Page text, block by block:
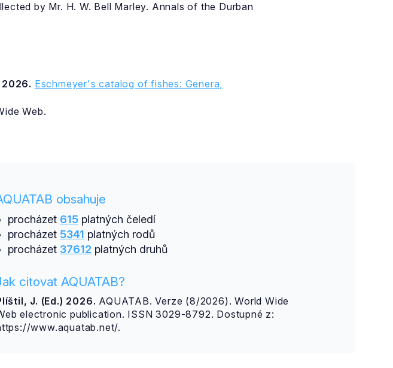
by Mr. H. W. Bell Marley. Annals of the Durban
2026. Eschmeyer's catalog of fishes: Genera,
Web.
obsahuje
procházet 615platných čeledí
procházet 5341 platných rodů
procházet 37612 platných druhů
citovat AQUATAB?
J. (Ed.) 2026. AQUATAB. Verze (8/2026). World Wide
electronic publication. ISSN 3029-8792. Dostupné z:
www.aquatab.net/.